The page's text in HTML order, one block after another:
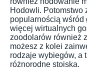
Hodowli. Potomstwo
popularnością wśród
więcej wirtualnych
zoodolarów również
możesz z kolei
rodzaje wybiegów, a
różnorodne stoiska.